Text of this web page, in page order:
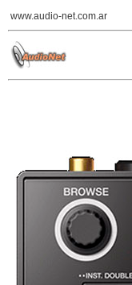
www.audio-net.com.ar